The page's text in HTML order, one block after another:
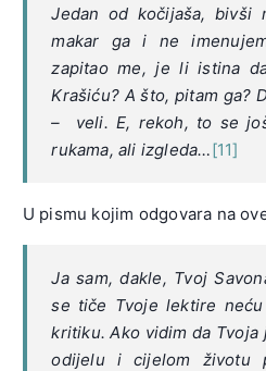
Jedan od kočijaša, bivši
makar ga i ne
zapitao me, je li istina
Krašiću? A što, pitam ga?
– veli. E, rekoh, to se
rukama, ali izgleda…[11]
U pismu kojim odgovara na
Ja sam, dakle, Tvoj
se tiče Tvoje lektire
kritiku. Ako vidim da Tvoja
odijelu i cijelom životu